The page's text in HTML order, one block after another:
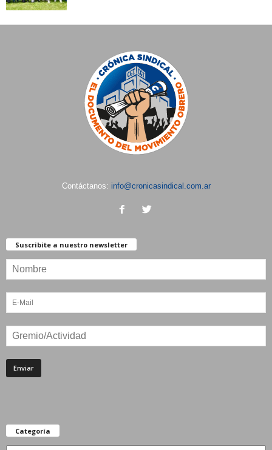
Contáctanos: info@cronicasindical.com.ar
Suscribite a nuestro newsletter
Categoría